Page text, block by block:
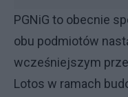
PGNiG to obecnie
obu podmiotów
wcześniejszym
Lotos w ramach